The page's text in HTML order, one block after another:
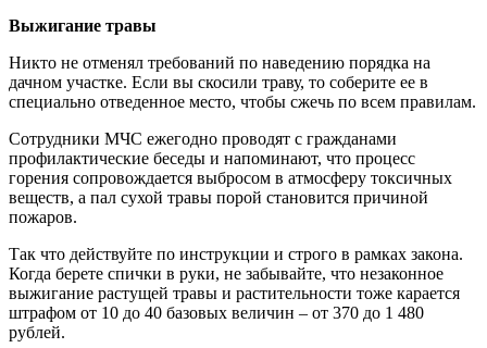
Выжигание травы
Никто не отменял требований по наведению порядка на
дачном участке. Если вы скосили траву, то соберите ее в
специально отведенное место, чтобы сжечь по всем правилам.
Сотрудники МЧС ежегодно проводят с гражданами
профилактические беседы и напоминают, что процесс
горения сопровождается выбросом в атмосферу токсичных
веществ, а пал сухой травы порой становится причиной
пожаров.
Так что действуйте по инструкции и строго в рамках закона.
Когда берете спички в руки, не забывайте, что незаконное
выжигание растущей травы и растительности тоже карается
штрафом от 10 до 40 базовых величин – от 370 до 1 480
рублей.